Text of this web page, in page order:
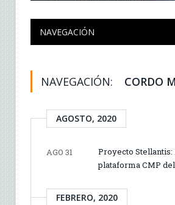
NAVEGACIÓN
NAVEGACIÓN: CORDO
AGOSTO, 2020
AGO 31
Proyecto Stellantis:
plataforma CMP
FEBRERO, 2020